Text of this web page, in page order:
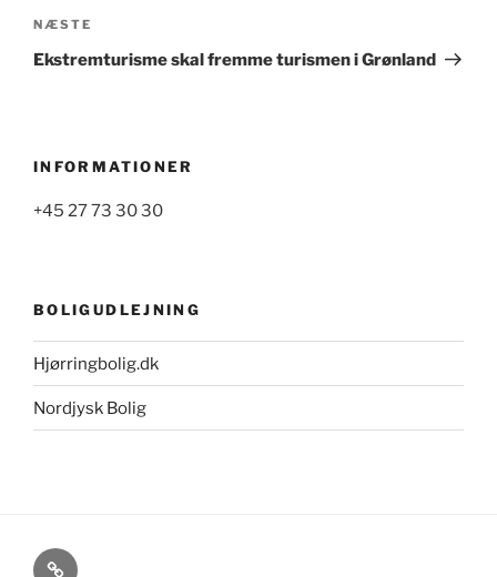
Næste
indlæg
NÆSTE
Ekstremturisme skal fremme turismen i Grønland
INFORMATIONER
+45 27 73 30 30
BOLIGUDLEJNING
Hjørringbolig.dk
Nordjysk Bolig
Cookie-